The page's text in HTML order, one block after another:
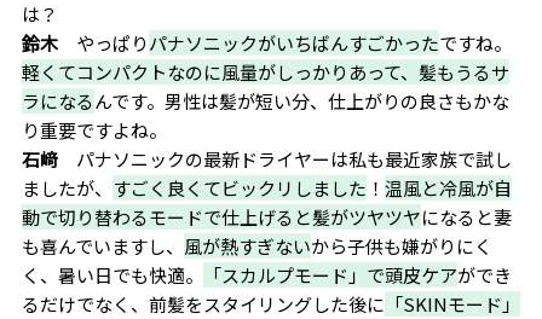
は？
鈴木やっぱりパナソニックがいちばんすごかったですね。
軽くてコンパクトなのに風量がしっかりあって、髪もうるサ
ラになるんです。男性は髪が短い分、仕上がりの良さもかな
り重要ですよね。
石﨑パナソニックの最新ドライヤーは私も最近家族で試し
ましたが、 すごく良くてビックリしました ！ 温風と冷風が自
動で切り替わるモードで仕上げると髪がツヤツヤになると妻
も喜んでいますし、 風が熱すぎないから子供も嫌がりにく
く、暑い日でも快適。
「スカルプモード」で頭皮ケアができ
るだけでなく、前髪をスタイリングした後に 「SKINモード」